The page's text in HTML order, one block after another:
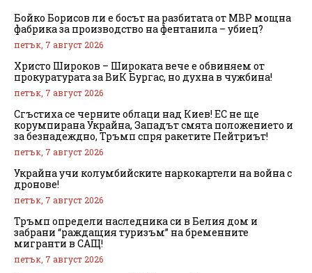
Бойко Борисов ли е босът на разбитата от МВР мощна
фабрика за производство на фентанила – убиец?
петък, 7 август 2026
Христо Широков – Широката вече е обвиняем от
прокуратурата за ВиК Бургас, но духна в чужбина!
петък, 7 август 2026
Сгъстиха се черните облаци над Киев! ЕС не ще
корумпирана Украйна, Западът смята положението и
за безнадеждно, Тръмп спря ракетите Пейтриът!
петък, 7 август 2026
Украйна учи колумбийските наркокартели на война с
дронове!
петък, 7 август 2026
Тръмп определи наследника си в Белия дом и
забрани “раждащия туризъм” на бременните
мигранти в САЩ!
петък, 7 август 2026